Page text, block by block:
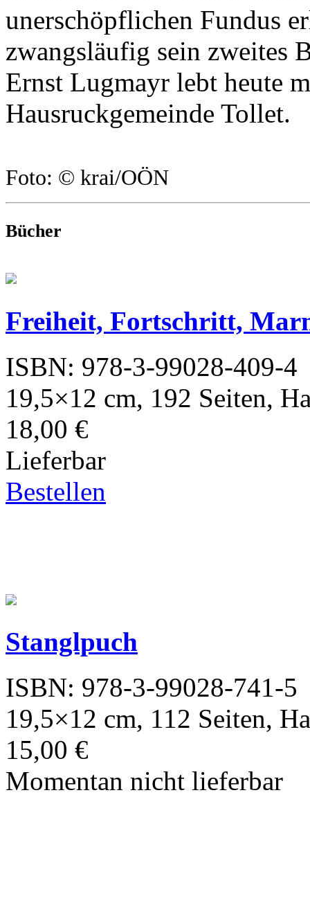
unerschöpflichen Fundus
zwangsläufig sein zweites
Ernst Lugmayr lebt heute
Hausruckgemeinde Tollet.
Foto: © krai/OÖN
Bücher
Freiheit, Fortschritt,
ISBN: 978-3-99028-409-4
19,5×12 cm, 192 Seiten,
18,00 €
Lieferbar
Bestellen
Stanglpuch
ISBN: 978-3-99028-741-5
19,5×12 cm, 112 Seiten,
15,00 €
Momentan nicht lieferbar